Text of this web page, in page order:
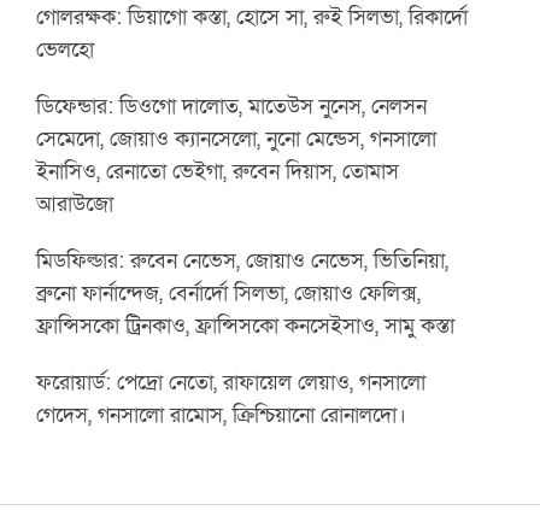
গোলরক্ষক: ডিয়াগো কস্তা, হোসে সা, রুই সিলভা, রিকার্দো
ভেলহো
ডিফেন্ডার: ডিওগো দালোত, মাতেউস নুনেস, নেলসন
সেমেদো, জোয়াও ক্যানসেলো, নুনো মেন্ডেস, গনসালো
ইনাসিও, রেনাতো ভেইগা, রুবেন দিয়াস, তোমাস
আরাউজো
মিডফিল্ডার: রুবেন নেভেস, জোয়াও নেভেস, ভিতিনিয়া,
ব্রুনো ফার্নান্দেজ, বের্নার্দো সিলভা, জোয়াও ফেলিক্স,
ফ্রান্সিসকো ট্রিনকাও, ফ্রান্সিসকো কনসেইসাও, সামু কস্তা
ফরোয়ার্ড: পেদ্রো নেতো, রাফায়েল লেয়াও, গনসালো
গেদেস, গনসালো রামোস, ক্রিশ্চিয়ানো রোনালদো।